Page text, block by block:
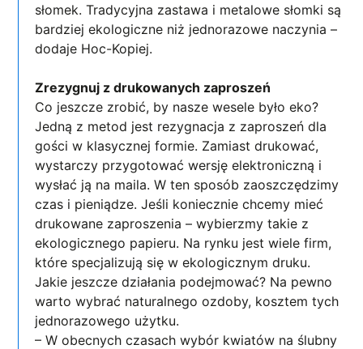
słomek. Tradycyjna zastawa i metalowe słomki są
bardziej ekologiczne niż jednorazowe naczynia –
dodaje Hoc-Kopiej.
Zrezygnuj z drukowanych zaproszeń
Co jeszcze zrobić, by nasze wesele było eko?
Jedną z metod jest rezygnacja z zaproszeń dla
gości w klasycznej formie. Zamiast drukować,
wystarczy przygotować wersję elektroniczną i
wysłać ją na maila. W ten sposób zaoszczędzimy
czas i pieniądze. Jeśli koniecznie chcemy mieć
drukowane zaproszenia – wybierzmy takie z
ekologicznego papieru. Na rynku jest wiele firm,
które specjalizują się w ekologicznym druku.
Jakie jeszcze działania podejmować? Na pewno
warto wybrać naturalnego ozdoby, kosztem tych
jednorazowego użytku.
– W obecnych czasach wybór kwiatów na ślubny